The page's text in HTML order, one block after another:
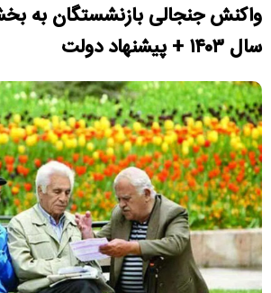
واکنش جنجالی بازنشستگان به
سال ۱۴۰۳ + پیشنهاد دولت